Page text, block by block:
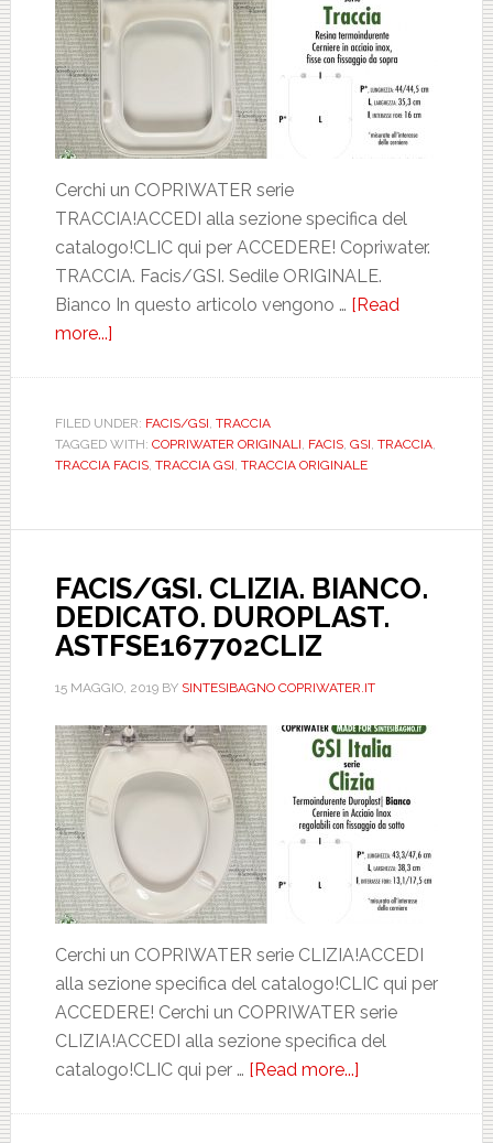
Cerchi un COPRIWATER serie
TRACCIA!ACCEDI alla sezione specifica del
catalogo!CLIC qui per ACCEDERE! Copriwater.
TRACCIA. Facis/GSI. Sedile ORIGINALE.
Bianco In questo articolo vengono … [Read
more...]
TRACCIA.
ORIGINALE.
PASS403T030101
FILED UNDER: FACIS/GSI, TRACCIA
TAGGED WITH: COPRIWATER ORIGINALI, FACIS, GSI, TRACCIA,
TRACCIA FACIS, TRACCIA GSI, TRACCIA ORIGINALE
FACIS/GSI. CLIZIA. BIANCO.
DEDICATO. DUROPLAST.
ASTFSE167702CLIZ
15 MAGGIO, 2019BY SINTESIBAGNO COPRIWATER.IT
Cerchi un COPRIWATER serie CLIZIA!ACCEDI
alla sezione specifica del catalogo!CLIC qui per
ACCEDERE! Cerchi un COPRIWATER serie
CLIZIA!ACCEDI alla sezione specifica del
catalogo!CLIC qui per … [Read more...]